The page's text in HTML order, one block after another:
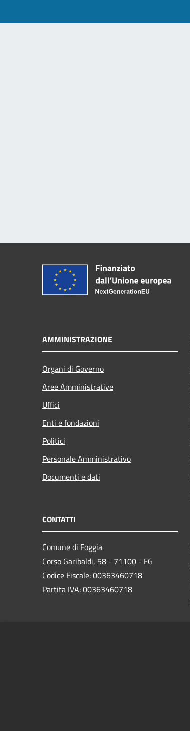
AMMINISTRAZIONE
Organi di Governo
Aree Amministrative
Uffici
Enti e fondazioni
Politici
Personale Amministrativo
Documenti e dati
CONTATTI
Comune di Foggia
Corso Garibaldi, 58 - 71100 - FG
Codice Fiscale: 00363460718
Partita IVA: 00363460718